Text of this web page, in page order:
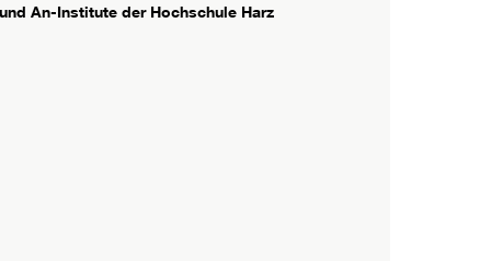
An-Institute der Hochschule Harz